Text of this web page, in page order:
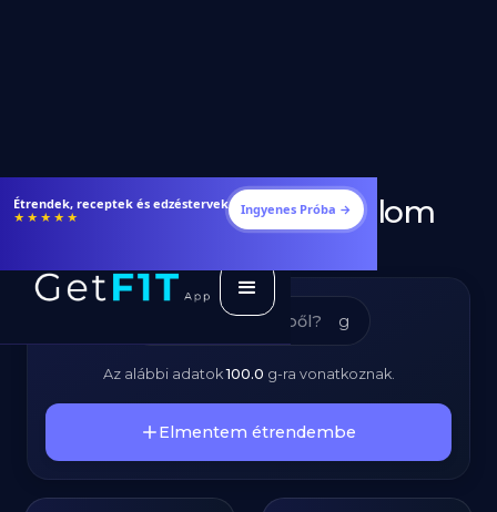
Étrendek, receptek és edzéstervek
★★★★★ Ingyenes Próba →
Guava - Kalóriatartalom
g
Az alábbi adatok100.0 g-ra vonatkoznak.
Elmentem étrendembe